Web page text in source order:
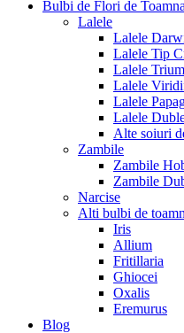
Bulbi de Flori de Toamna
Lalele
Lalele
Lalele Tip
Lalele
Lalele
Lalele
Lalele
Alte soiuri
Zambile
Zambile
Zambile
Narcise
Alti bulbi de
Iris
Allium
Fritillaria
Ghiocei
Oxalis
Eremurus
Blog